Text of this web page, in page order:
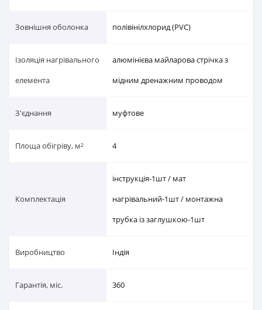
Зовнішня оболонка полівінілхлорид (PVC)
Ізоляція нагрівального
елемента
алюмінієва майларова стрічка з
мідним дренажним проводом
З'єднання муфтове
Площа обігріву, м² 4
Комплектація
інструкція-1шт / мат
нагрівальний-1шт / монтажна
трубка із заглушкою-1шт
Виробництво Індія
Гарантія, міс. 360